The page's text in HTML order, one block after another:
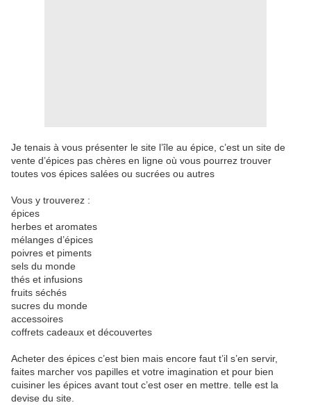
Je tenais à vous présenter le site l’île au épice, c’est un site de
vente d’épices pas chères en ligne où vous pourrez trouver
toutes vos épices salées ou sucrées ou autres
Vous y trouverez :
épices
herbes et aromates
mélanges d’épices
poivres et piments
sels du monde
thés et infusions
fruits séchés
sucres du monde
accessoires
coffrets cadeaux et découvertes
Acheter des épices c’est bien mais encore faut t’il s’en servir,
faites marcher vos papilles et votre imagination et pour bien
cuisiner les épices avant tout c’est oser en mettre. telle est la
devise du site.